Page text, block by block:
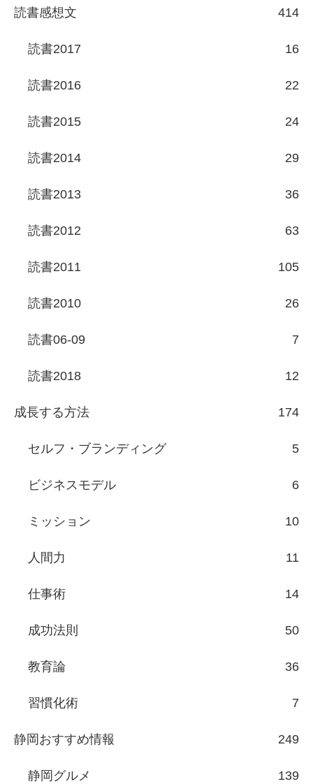
読書感想文 414
読書2017 16
読書2016 22
読書2015 24
読書2014 29
読書2013 36
読書2012 63
読書2011 105
読書2010 26
読書06-09 7
読書2018 12
成長する方法 174
セルフ・ブランディング 5
ビジネスモデル 6
ミッション 10
人間力 11
仕事術 14
成功法則 50
教育論 36
習慣化術 7
静岡おすすめ情報 249
静岡グルメ 139